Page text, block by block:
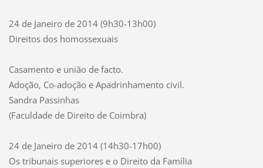
24 de Janeiro de 2014 (9h30-13h00)
Direitos dos homossexuais
Casamento e união de facto.
Adoção, Co-adoção e Apadrinhamento civil.
Sandra Passinhas
(Faculdade de Direito de Coimbra)
24 de Janeiro de 2014 (14h30-17h00)
Os tribunais superiores e o Direito da Família